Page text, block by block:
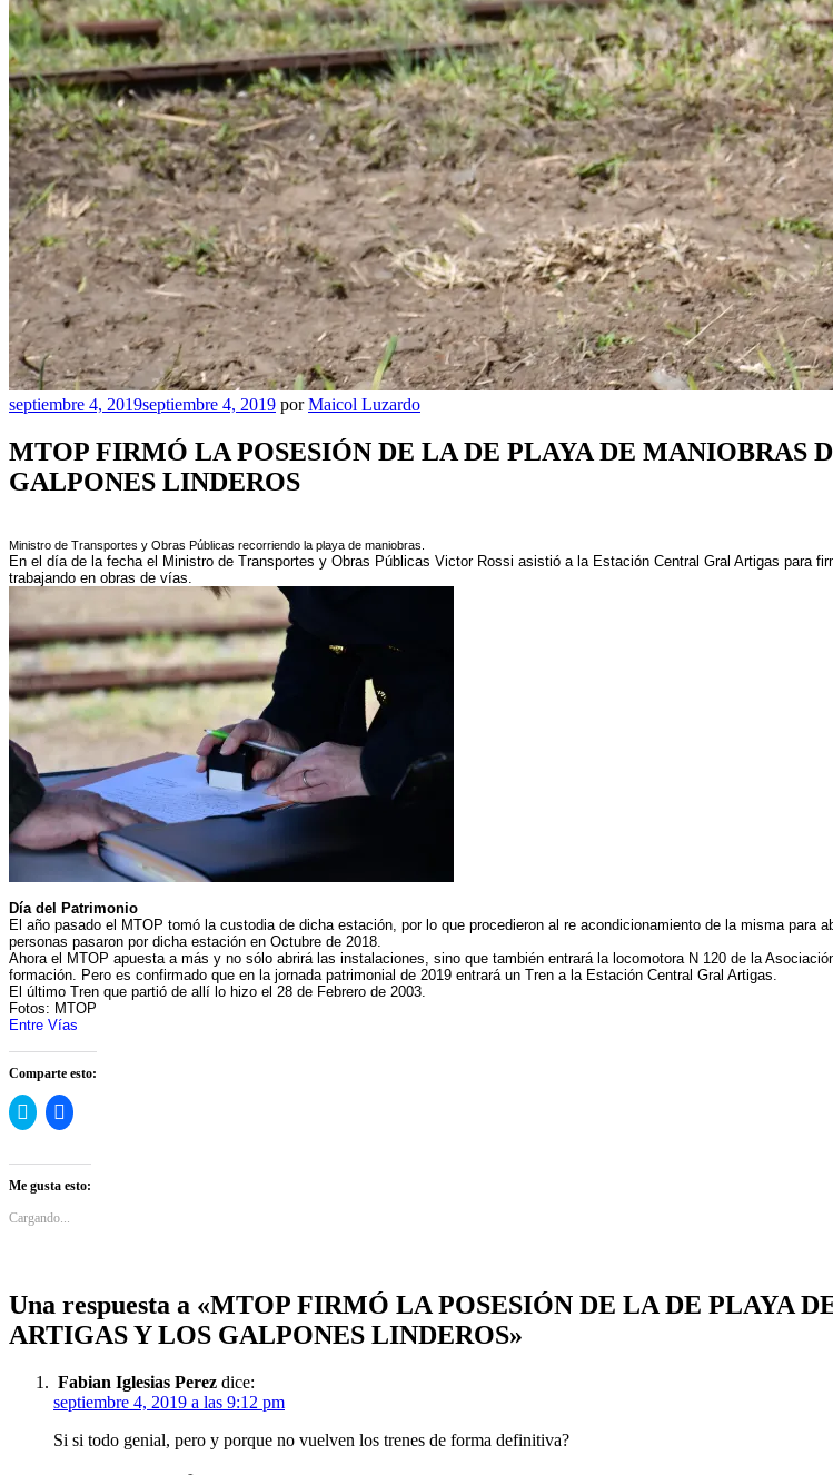
Publicado
septiembre 4, 2019septiembre 4, 2019 porMaicol Luzardo
MTOP FIRMÓ LA POSESIÓN DE LA DE PLAYA DE MANIOBRAS
GALPONES LINDEROS
Ministro de Transportes y Obras Públicas recorriendo la playa de maniobras.
En el día de la fecha el Ministro de Transportes y Obras Públicas Victor Rossi asistió a la Estación Central Gral Artigas para
trabajando en obras de vías.
Día del Patrimonio
El año pasado el MTOP tomó la custodia de dicha estación, por lo que procedieron al re acondicionamiento de la misma
personas pasaron por dicha estación en Octubre de 2018.
Ahora el MTOP apuesta a más y no sólo abrirá las instalaciones, sino que también entrará la locomotora N 120 de la
formación. Pero es confirmado que en la jornada patrimonial de 2019 entrará un Tren a la Estación Central Gral Artigas.
El último Tren que partió de allí lo hizo el 28 de Febrero de 2003.
Fotos: MTOP
Entre Vías
Comparte esto:
Haz
clic
en
Twitter
(Se
abre
en
Haz
clic
en
Facebook
(Se
en
Me gusta esto:
Cargando...
Una respuesta a «MTOP FIRMÓ LA POSESIÓN DE LA DE PLAYA
ARTIGAS Y LOS GALPONES LINDEROS»
Fabian Iglesias Perez dice:
septiembre 4, 2019 a las 9:12 pm
Si si todo genial, pero y porque no vuelven los trenes de forma definitiva?